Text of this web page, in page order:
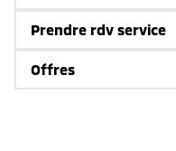
Prendre rdv service
Offres